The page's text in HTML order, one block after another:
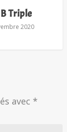
Triple
2020
avec *